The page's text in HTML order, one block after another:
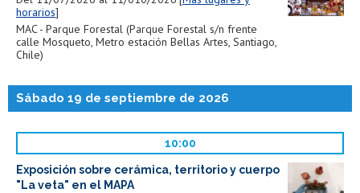
horarios
MAC - Parque Forestal (Parque Forestal s/n frente
calle Mosqueto, Metro estación Bellas Artes, Santiago,
Chile)
Sábado 19 de septiembre de 2026
10:00
Exposición sobre cerámica, territorio y cuerpo
"La veta" en el MAPA